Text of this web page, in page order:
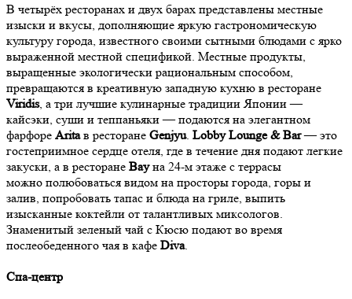
В четырёх ресторанах и двух барах представлены местные
изыски и вкусы, дополняющие яркую гастрономическую
культуру города, известного своими сытными блюдами с ярко
выраженной местной спецификой. Местные продукты,
выращенные экологически рациональным способом,
превращаются в креативную западную кухню в ресторане
Viridis, а три лучшие кулинарные традиции Японии —
кайсэки, суши и теппаньяки — подаются на элегантном
фарфоре Aritaв ресторане Genjyu. Lobby Lounge & Bar— это
гостеприимное сердце отеля, где в течение дня подают легкие
закуски, а в ресторане Bayна 24-м этаже с террасы
можно полюбоваться видом на просторы города, горы и
залив, попробовать тапас и блюда на гриле, выпить
изысканные коктейли от талантливых миксологов.
Знаменитый зеленый чай с Кюсю подают во время
послеобеденного чая в кафе Diva.
Спа-центр